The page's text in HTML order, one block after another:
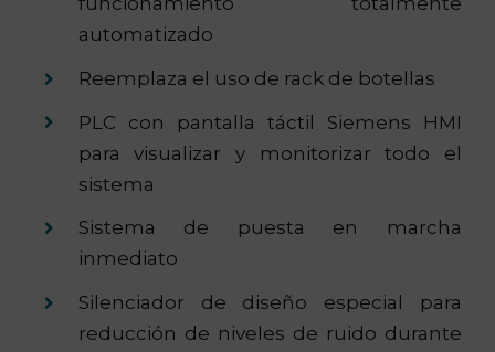
automatizado
Reemplaza el uso de rack de botellas
PLC con pantalla táctil Siemens HMI
para visualizar y monitorizar todo el
sistema
Sistema de puesta en marcha
inmediato
Silenciador de diseño especial para
reducción de niveles de ruido durante